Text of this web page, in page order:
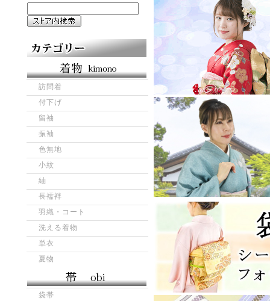
訪問着
付下げ
留袖
振袖
色無地
小紋
紬
長襦袢
羽織・コート
洗える着物
単衣
夏物
袋帯